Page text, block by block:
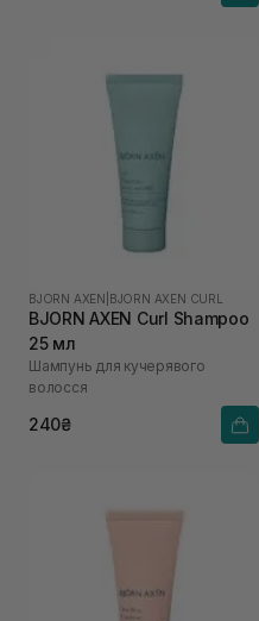
BJORN AXEN BJORN AXEN CURL
BJORN AXEN Curl Shampoo
25 мл
Шампунь для кучерявого
волосся
240₴